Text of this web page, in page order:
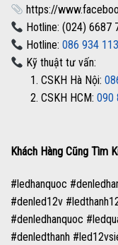
https://
Hotline: (024) 6687
Hotline:086 934
Kỹ thuật tư vấn:
1. CSKH Hà Nội:
2. CSKH HCM: 090
Khách Hàng Cũng Tìm
#ledhanquoc
#denled12v
#denledhanquoc
#denledthanh